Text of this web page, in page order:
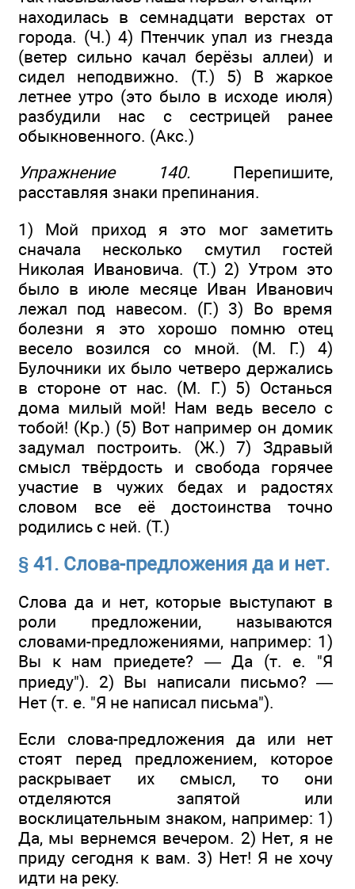
находилась в семнадцати верстах от
города. (Ч.) 4) Птенчик упал из гнезда
(ветер сильно качал берёзы аллеи) и
сидел неподвижно. (Т.) 5) В жаркое
летнее утро (это было в исходе июля)
разбудили нас с сестрицей ранее
обыкновенного. (Акс.)
Упражнение 140. Перепишите,
расставляя знаки препинания.
1) Мой приход я это мог заметить
сначала несколько смутил гостей
Николая Ивановича. (Т.) 2) Утром это
было в июле месяце Иван Иванович
лежал под навесом. (Г.) 3) Во время
болезни я это хорошо помню отец
весело возился со мной. (М. Г.) 4)
Булочники их было четверо держались
в стороне от нас. (М. Г.) 5) Останься
дома милый мой! Нам ведь весело с
тобой! (Кр.) (5) Вот например он домик
задумал построить. (Ж.) 7) Здравый
смысл твёрдость и свобода горячее
участие в чужих бедах и радостях
словом все её достоинства точно
родились с ней. (Т.)
§ 41. Слова-предложения да и нет.
Слова да и нет, которые выступают в
роли предложении, называются
словами-предложениями, например: 1)
Вы к нам приедете? — Да (т. е. "Я
приеду"). 2) Вы написали письмо? —
Нет (т. е. "Я не написал письма").
Если слова-предложения да или нет
стоят перед предложением, которое
раскрывает их смысл, то они
отделяются запятой или
восклицательным знаком, например: 1)
Да, мы вернемся вечером. 2) Нет, я не
приду сегодня к вам. 3) Нет! Я не хочу
идти на реку.